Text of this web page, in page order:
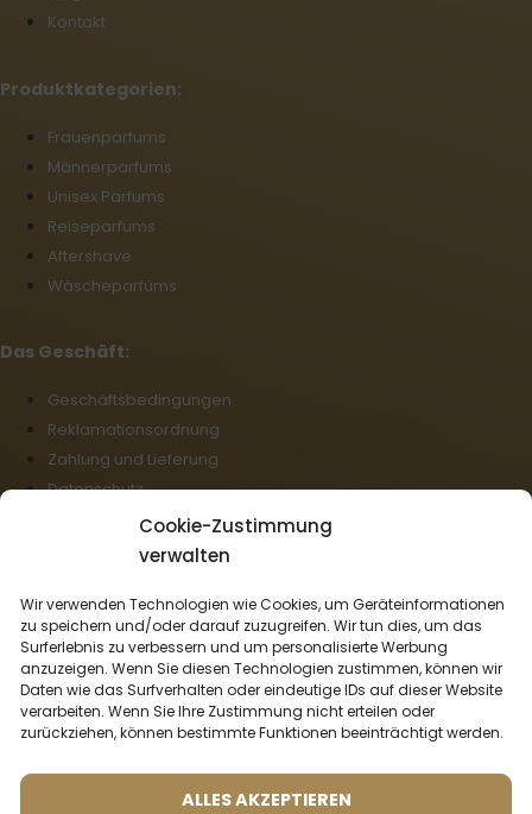
Cookie-Zustimmung
verwalten
Wir verwenden Technologien wie Cookies, um Geräteinformationen
zu speichern und/oder darauf zuzugreifen. Wir tun dies, um das
Surferlebnis zu verbessern und um personalisierte Werbung
anzuzeigen. Wenn Sie diesen Technologien zustimmen, können wir
Daten wie das Surfverhalten oder eindeutige IDs auf dieser Website
verarbeiten. Wenn Sie Ihre Zustimmung nicht erteilen oder
zurückziehen, können bestimmte Funktionen beeinträchtigt werden.
ALLES AKZEPTIEREN
Kontakt
Produktkategorien:
Frauenparfums
Männerparfums
Unisex Parfums
Reiseparfums
Aftershave
Wäscheparfüms
Das Geschäft:
Geschäftsbedingungen
Reklamationsordnung
Zahlung und Lieferung
Datenschutz
Cookie-Richtlinie (EU)
Großhandel
Deutsch
Wir liefern mit: